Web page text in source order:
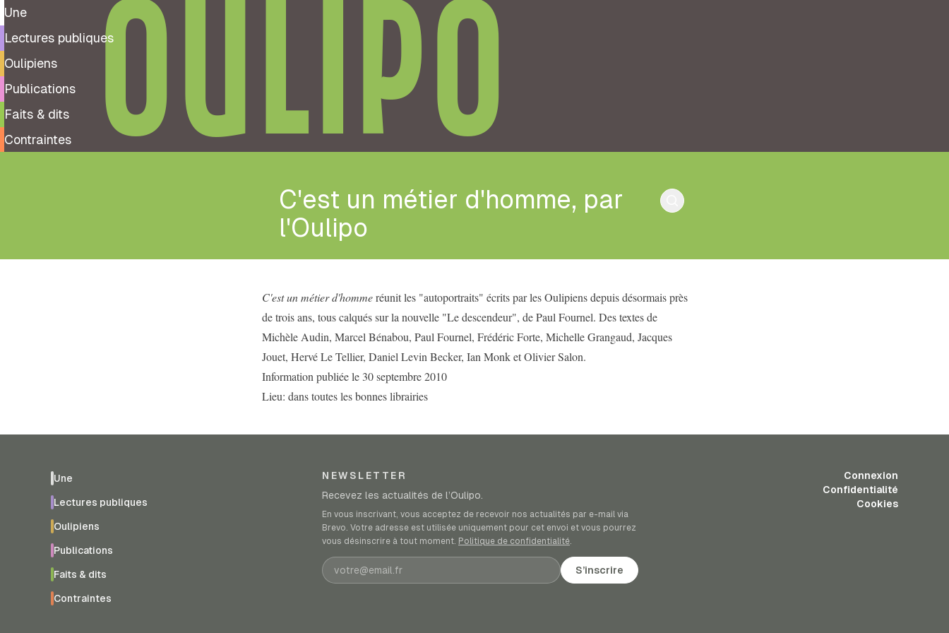
Une
Lectures publiques
Oulipiens
Publications
Faits & dits
Contraintes
OULIPO
C'est un métier d'homme, par
l'Oulipo
C'est un métier d'hommeréunit les "autoportraits" écrits par les Oulipiens depuis désormais près
de trois ans, tous calqués sur la nouvelle "Le descendeur", de Paul Fournel. Des textes de
Michèle Audin, Marcel Bénabou, Paul Fournel, Frédéric Forte, Michelle Grangaud, Jacques
Jouet, Hervé Le Tellier, Daniel Levin Becker, Ian Monk et Olivier Salon.
Information publiée le 30 septembre 2010
Lieu: dans toutes les bonnes librairies
Une
Lectures publiques
Oulipiens
Publications
Faits & dits
Contraintes
NEWSLETTER
Recevez les actualités de l’Oulipo.
En vous inscrivant, vous acceptez de recevoir nos actualités par e-mail via
Brevo. Votre adresse est utilisée uniquement pour cet envoi et vous pourrez
vous désinscrire à tout moment. Politique de confidentialité.
Adresse e-mail S’inscrire
Connexion
Confidentialité
Cookies